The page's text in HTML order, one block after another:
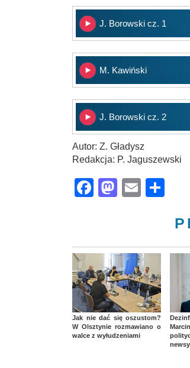
J. Borowski cz. 1
M. Kawiński
J. Borowski cz. 2
Autor: Z. Gładysz
Redakcja: P. Jaguszewski
Facebook
Mastodon
Email
Jak nie dać się oszustom?
W Olsztynie rozmawiano o
walce z wyłudzeniami
newsy